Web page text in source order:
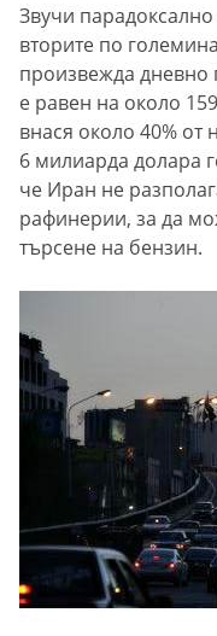
Звучи
вторите по
произвежда дневно
е равен на около
внася около 40%
6 милиарда долара
че Иран не
рафинерии, за да
търсене на бензин.